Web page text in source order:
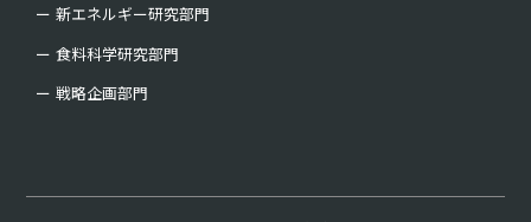
新エネルギー研究部門
食料科学研究部門
戦略企画部門